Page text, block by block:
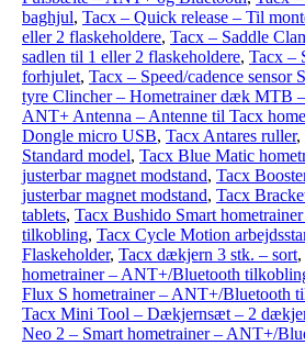
baghjul, Tacx – Quick release – Til
eller 2 flaskeholdere, Tacx – Saddle
sadlen til 1 eller 2 flaskeholdere, Tacx –
forhjulet, Tacx – Speed/cadence sensor
tyre Clincher – Hometrainer dæk MTB
ANT+ Antenna – Antenne til Tacx
Dongle micro USB, Tacx Antares ruller,
Standard model, Tacx Blue Matic
justerbar magnet modstand, Tacx
justerbar magnet modstand, Tacx
tablets, Tacx Bushido Smart
tilkobling, Tacx Cycle Motion
Flaskeholder, Tacx dækjern 3 stk. – sort,
hometrainer – ANT+/Bluetooth
Flux S hometrainer – ANT+/Bluetooth
Tacx Mini Tool – Dækjernsæt – 2
Neo 2 – Smart hometrainer – ANT+/